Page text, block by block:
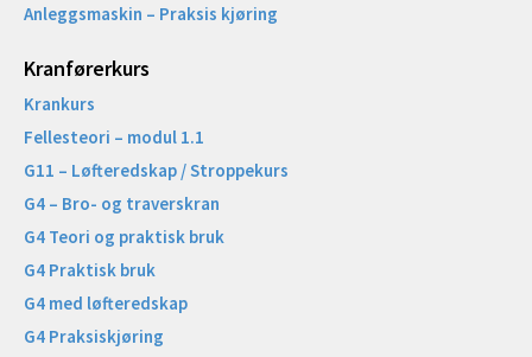
Anleggsmaskin – Praksis kjøring
Kranførerkurs
Krankurs
Fellesteori – modul 1.1
G11 – Løfteredskap / Stroppekurs
G4 – Bro- og traverskran
G4 Teori og praktisk bruk
G4 Praktisk bruk
G4 med løfteredskap
G4 Praksiskjøring